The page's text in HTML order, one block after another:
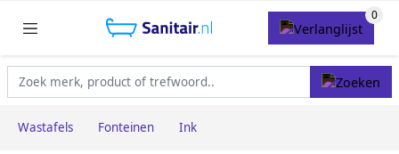
Wastafels Fonteinen Ink